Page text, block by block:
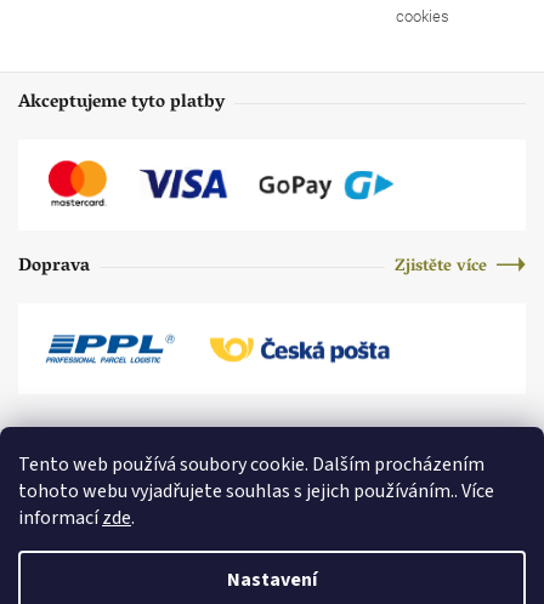
Tento web používá soubory cookie. Dalším procházením
tohoto webu vyjadřujete souhlas s jejich používáním.. Více
informacízde.
Nastavení
cookies
Akceptujeme tyto platby
Doprava Zjistěte více